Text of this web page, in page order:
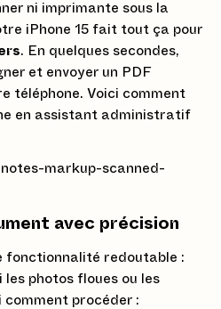
ni imprimante sous la
iPhone 15 fait tout ça pour
. En quelques secondes,
et envoyer un PDF
téléphone. Voici comment
en assistant administratif
avec précision
fonctionnalité redoutable :
les photos floues ou les
comment procéder :